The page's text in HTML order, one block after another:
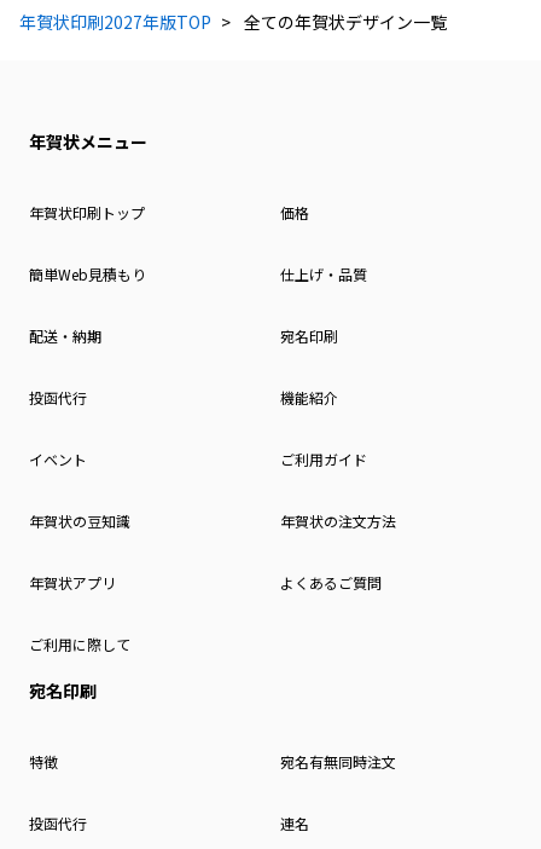
年賀状印刷2027年版TOP 全ての年賀状デザイン一覧
年賀状メニュー
年賀状印刷トップ 価格
簡単Web見積もり 仕上げ・品質
配送・納期 宛名印刷
投函代行 機能紹介
イベント ご利用ガイド
年賀状の豆知識 年賀状の注文方法
年賀状アプリ よくあるご質問
ご利用に際して
宛名印刷
特徴 宛名有無同時注文
投函代行 連名